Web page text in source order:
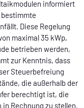
informiert
bestimmte
Diese Regelung
maximal 35 kWp,
betrieben werden,
zur Kenntnis, dass
Steuerbefreiung
die außerhalb der
berechtigt ist, die
Rechnung zu stellen.